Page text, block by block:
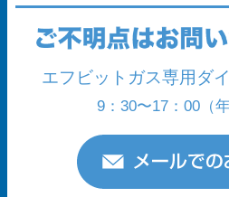
エフビットガス専用ダ
9：30〜17：00（